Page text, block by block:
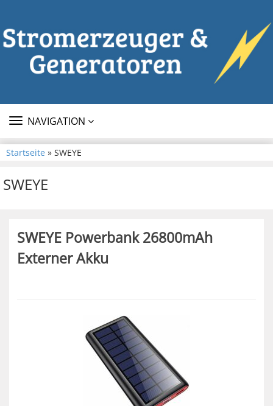
TOGGLE
NAVIGATION
Startseite » SWEYE
SWEYE
SWEYE Powerbank 26800mAh
Externer Akku